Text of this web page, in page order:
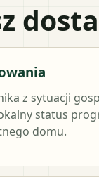
z sytuacji
status
domu.